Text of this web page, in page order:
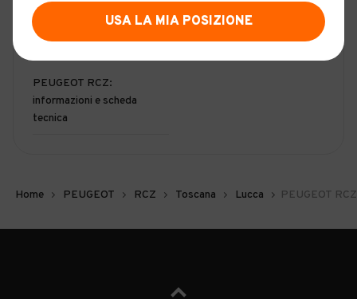
PEUGEOT RCZ:
informazioni e scheda
tecnica
Home PEUGEOT RCZ Toscana Lucca PEUGEOT
USA LA MIA POSIZIONE